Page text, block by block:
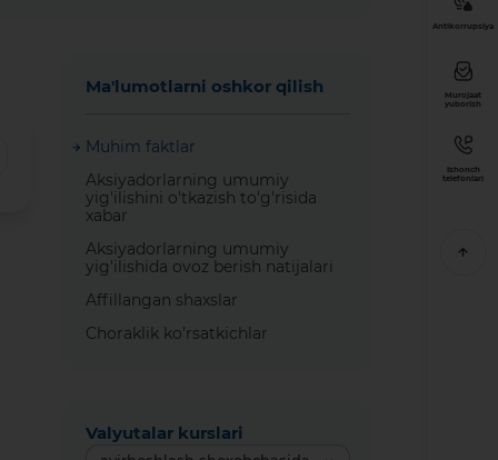
Ma'lumotlarni oshkor qilish
Muhim faktlar
Aksiyadorlarning umumiy
yig'ilishini o'tkazish to'g'risida
xabar
Aksiyadorlarning umumiy
yig'ilishida ovoz berish natijalari
Affillangan shaxslar
Choraklik ko’rsatkichlar
Valyutalar kurslari
Antikorrupsiya
Murojaat
yuborish
Ishonch
telefonlari